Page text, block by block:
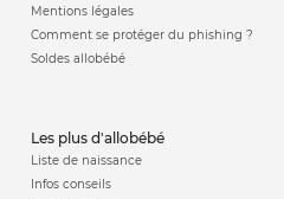
Mentions légales
Comment se protéger du phishing ?
Soldes allobébé
les plus d'allobébé
Liste de naissance
Infos conseils